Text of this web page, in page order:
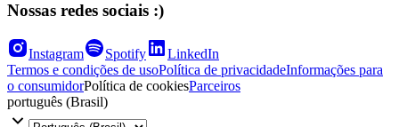
Nossas redes sociais :)
Instagram Spotify
LinkedIn
Termos e condições de usoPolítica de privacidadeInformações para
o consumidorPolítica de cookiesParceiros
português (Brasil)